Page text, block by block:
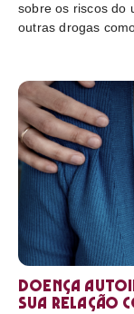
sobre os riscos do
outras drogas
Doença
sua relação